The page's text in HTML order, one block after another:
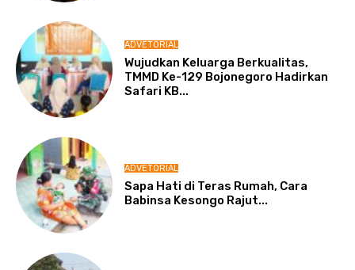
ADVETORIAL
Wujudkan Keluarga Berkualitas,
TMMD Ke-129 Bojonegoro Hadirkan
Safari KB...
ADVETORIAL
Sapa Hati di Teras Rumah, Cara
Babinsa Kesongo Rajut...